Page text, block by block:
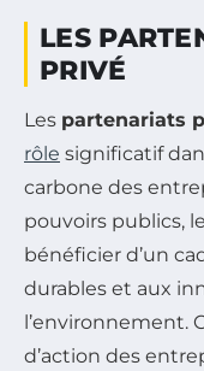
LES
PRIVÉ
Les partenariats
rôle significatif
carbone des
pouvoirs publics,
bénéficier d’un
durables et aux
l’environnement.
d’action des